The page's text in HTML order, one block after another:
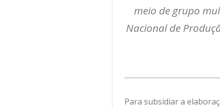
meio de grupo
Nacional de
Para subsidiar a